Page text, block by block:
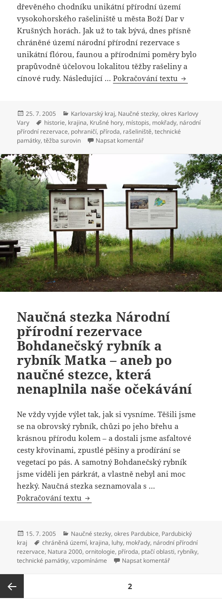
dřevěného chodníku unikátní přírodní území
vysokohorského rašeliniště u města Boží Dar v
Krušných horách. Jak už to tak bývá, dnes přísně
chráněné území národní přírodní rezervace s
unikátní flórou, faunou a přírodními poměry bylo
prapůvodně účelovou lokalitou těžby rašeliny a
cínové rudy. Následující …Pokračování textu Naučná
Publikováno:
25. 7. 2005 Rubriky:
Karlovarský kraj, Naučné stezky,okres Karlovy
Vary
Štítky:
historie, krajina, Krušné hory, místopis, mokřady, národní
přírodní rezervace, pohraničí, příroda, rašeliniště,technické
památky,těžba surovin Napsat komentář
Naučná stezka Národní
přírodní rezervace
Bohdanečský rybník a
rybník Matka – aneb po
naučné stezce, která
nenaplnila naše očekávání
Ne vždy vyjde výlet tak, jak si vysníme. Těšili jsme
se na obrovský rybník, chůzi po jeho břehu a
krásnou přírodu kolem – a dostali jsme asfaltové
cesty křovinami, zpustlé pěšiny a prodírání se
vegetací po pás. A samotný Bohdanečský rybník
jsme viděli jen párkrát, a vlastně nebyl ani moc
hezký. Naučná stezka seznamovala s …
Pokračování textu Naučná stezka Národní přírodní
Publikováno:
15. 7. 2005 Rubriky:
Naučné stezky,okres Pardubice, Pardubický
kraj
Štítky:
chráněná území, krajina, luhy, mokřady, národní přírodní
rezervace, Natura 2000,ornitologie, příroda, ptačí oblasti, rybníky,
technické památky,vzpomínáme Napsat komentář
Stránkování
příspěvků
2